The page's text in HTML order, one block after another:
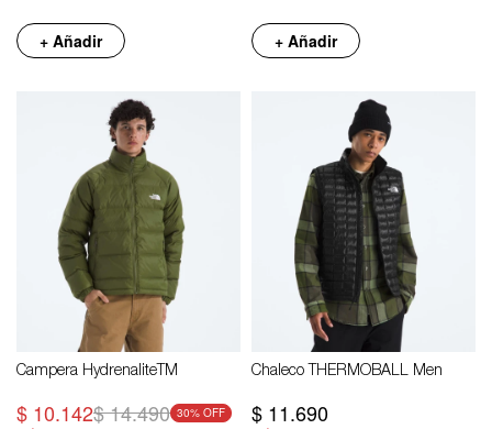
+ Añadir + Añadir
Campera HydrenaliteTM
$ 10.142$14.490 30
Chaleco THERMOBALL Men
$ 11.690